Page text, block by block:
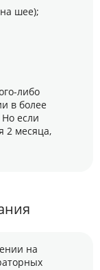
шее);
либо
в более
если
2 месяца,
на